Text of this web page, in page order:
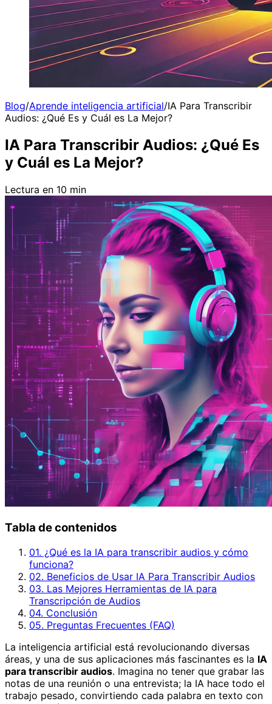
Blog/Aprende inteligencia artificial/IA Para Transcribir
Audios: ¿Qué Es y Cuál es La Mejor?
IA Para Transcribir Audios: ¿Qué Es
y Cuál es La Mejor?
Lectura en 10 min
Tabla de contenidos
01. ¿Qué es la IA para transcribir audios y cómo
funciona?
02. Beneficios de Usar IA Para Transcribir Audios
03. Las Mejores Herramientas de IA para
Transcripción de Audios
04. Conclusión
05. Preguntas Frecuentes (FAQ)
La inteligencia artificial está revolucionando diversas
áreas, y una de sus aplicaciones más fascinantes es la IA
para transcribir audios. Imagina no tener que grabar las
notas de una reunión o una entrevista; la IA hace todo el
trabajo pesado, convirtiendo cada palabra en texto con